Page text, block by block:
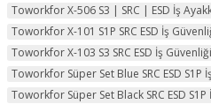
Toworkfor X-506 S3 | SRC | ESD İş
Toworkfor X-101 S1P SRC ESD İş
Toworkfor X-103 S3 SRC ESD İş
Toworkfor Süper Set Blue SRC ESD S1P
Toworkfor Süper Set Black SRC ESD S1P